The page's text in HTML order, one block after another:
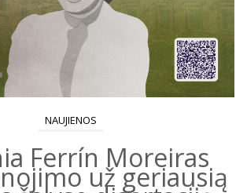
NAUJIENOS
Ferrín Moreiras
už geriausią